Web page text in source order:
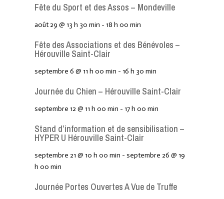
Fête du Sport et des Assos – Mondeville
août 29 @ 13 h 30 min - 18 h 00 min
Fête des Associations et des Bénévoles –
Hérouville Saint-Clair
septembre 6 @ 11 h 00 min - 16 h 30 min
Journée du Chien – Hérouville Saint-Clair
septembre 12 @ 11 h 00 min - 17 h 00 min
Stand d’information et de sensibilisation –
HYPER U Hérouville Saint-Clair
septembre 21 @ 10 h 00 min - septembre 26 @ 19
h 00 min
Journée Portes Ouvertes A Vue de Truffe